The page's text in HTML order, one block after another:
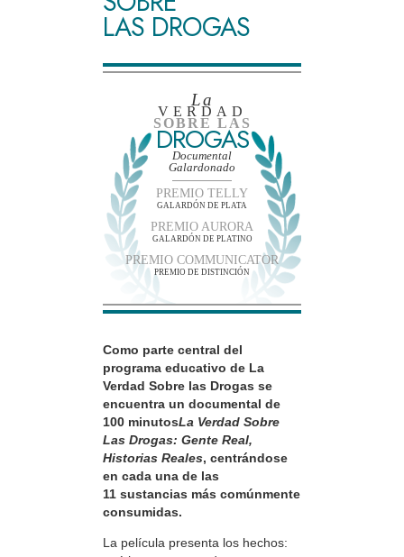
LAS DROGAS
La
VERDAD
SOBRE LAS
DROGAS
Documental
Galardonado
PREMIO TELLY
GALARDÓN DE PLATA
PREMIO AURORA
GALARDÓN DE PLATINO
PREMIO COMMUNICATOR
PREMIO DE DISTINCIÓN
Como parte central del
programa educativo de La
Verdad Sobre las Drogas se
encuentra un documental de
100 minutosLa Verdad Sobre
Las Drogas: Gente Real,
Historias Reales, centrándose
en cada una de las
11 sustancias más comúnmente
consumidas.
La película presenta los hechos: